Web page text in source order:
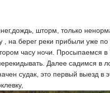
шторм, только
на берег реки прибыли уже по
часу ночи. Просыпаемся в
Далее садимся в
судак, это первый выезд в